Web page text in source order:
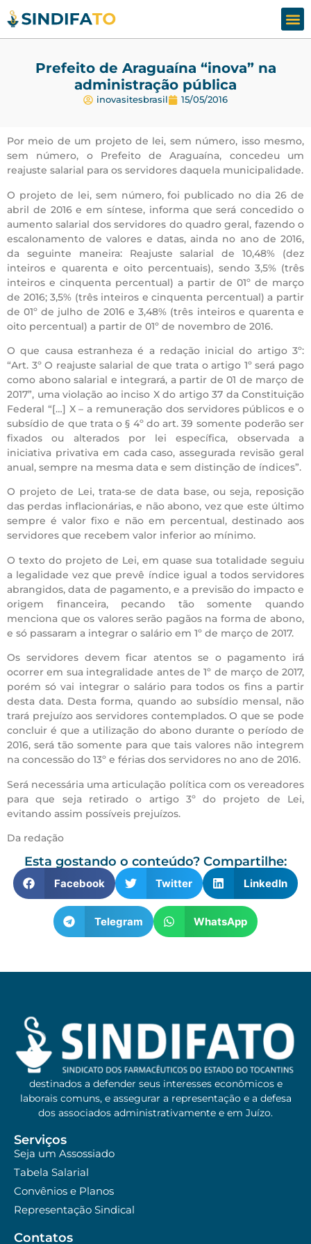
Prefeito de Araguaína “inova” na
administração pública
inovasitesbrasil 15/05/2016
Por meio de um projeto de lei, sem número, isso mesmo,
sem número, o Prefeito de Araguaína, concedeu um
reajuste salarial para os servidores daquela municipalidade.
O projeto de lei, sem número, foi publicado no dia 26 de
abril de 2016 e em síntese, informa que será concedido o
aumento salarial dos servidores do quadro geral, fazendo o
escalonamento de valores e datas, ainda no ano de 2016,
da seguinte maneira: Reajuste salarial de 10,48% (dez
inteiros e quarenta e oito percentuais), sendo 3,5% (três
inteiros e cinquenta percentual) a partir de 01º de março
de 2016; 3,5% (três inteiros e cinquenta percentual) a partir
de 01º de julho de 2016 e 3,48% (três inteiros e quarenta e
oito percentual) a partir de 01º de novembro de 2016.
O que causa estranheza é a redação inicial do artigo 3º:
“Art. 3º O reajuste salarial de que trata o artigo 1º será pago
como abono salarial e integrará, a partir de 01 de março de
2017”, uma violação ao inciso X do artigo 37 da Constituição
Federal “[…] X – a remuneração dos servidores públicos e o
subsídio de que trata o § 4º do art. 39 somente poderão ser
fixados ou alterados por lei específica, observada a
iniciativa privativa em cada caso, assegurada revisão geral
anual, sempre na mesma data e sem distinção de índices”.
O projeto de Lei, trata-se de data base, ou seja, reposição
das perdas inflacionárias, e não abono, vez que este último
sempre é valor fixo e não em percentual, destinado aos
servidores que recebem valor inferior ao mínimo.
O texto do projeto de Lei, em quase sua totalidade seguiu
a legalidade vez que prevê índice igual a todos servidores
abrangidos, data de pagamento, e a previsão do impacto e
origem financeira, pecando tão somente quando
menciona que os valores serão pagãos na forma de abono,
e só passaram a integrar o salário em 1º de março de 2017.
Os servidores devem ficar atentos se o pagamento irá
ocorrer em sua integralidade antes de 1º de março de 2017,
porém só vai integrar o salário para todos os fins a partir
desta data. Desta forma, quando ao subsídio mensal, não
trará prejuízo aos servidores contemplados. O que se pode
concluir é que a utilização do abono durante o período de
2016, será tão somente para que tais valores não integrem
na concessão do 13º e férias dos servidores no ano de 2016.
Será necessária uma articulação política com os vereadores
para que seja retirado o artigo 3º do projeto de Lei,
evitando assim possíveis prejuízos.
Da redação
Esta gostando o conteúdo? Compartilhe:
Facebook Twitter LinkedIn
Telegram WhatsApp
destinados a defender seus interesses econômicos e
laborais comuns, e assegurar a representação e a defesa
dos associados administrativamente e em Juízo.
Serviços
Seja um Assossiado
Tabela Salarial
Convênios e Planos
Representação Sindical
Contatos